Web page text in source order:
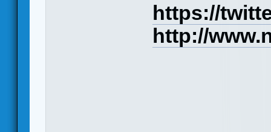
https://
http://